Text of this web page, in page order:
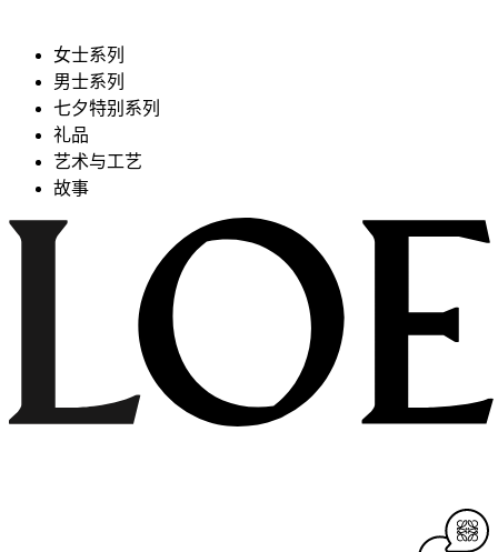
女士系列
男士系列
七夕特别系列
礼品
艺术与工艺
故事